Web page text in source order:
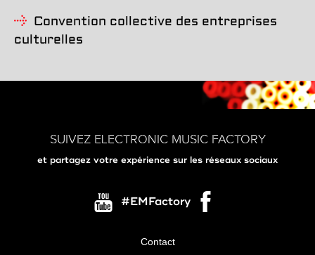
Convention collective des entreprises
culturelles
SUIVEZ ELECTRONIC MUSIC FACTORY
et partagez votre expérience sur les réseaux sociaux
#EMFactory
Contact